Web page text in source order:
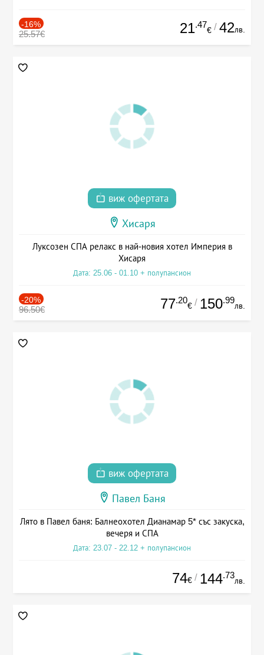
-16%
25.57€ 21.47
€ / 42лв.
виж офертата
Хисаря
Луксозен СПА релакс в най-новия хотел Империя в
Хисаря
Дата: 25.06 - 01.10 + полупансион
-20%
96.50€ 77.20
€ / 150.99
лв.
виж офертата
Павел Баня
Лято в Павел баня: Балнеохотел Дианамар 5* със закуска,
вечеря и СПА
Дата: 23.07 - 22.12 + полупансион
74€ / 144.73
лв.